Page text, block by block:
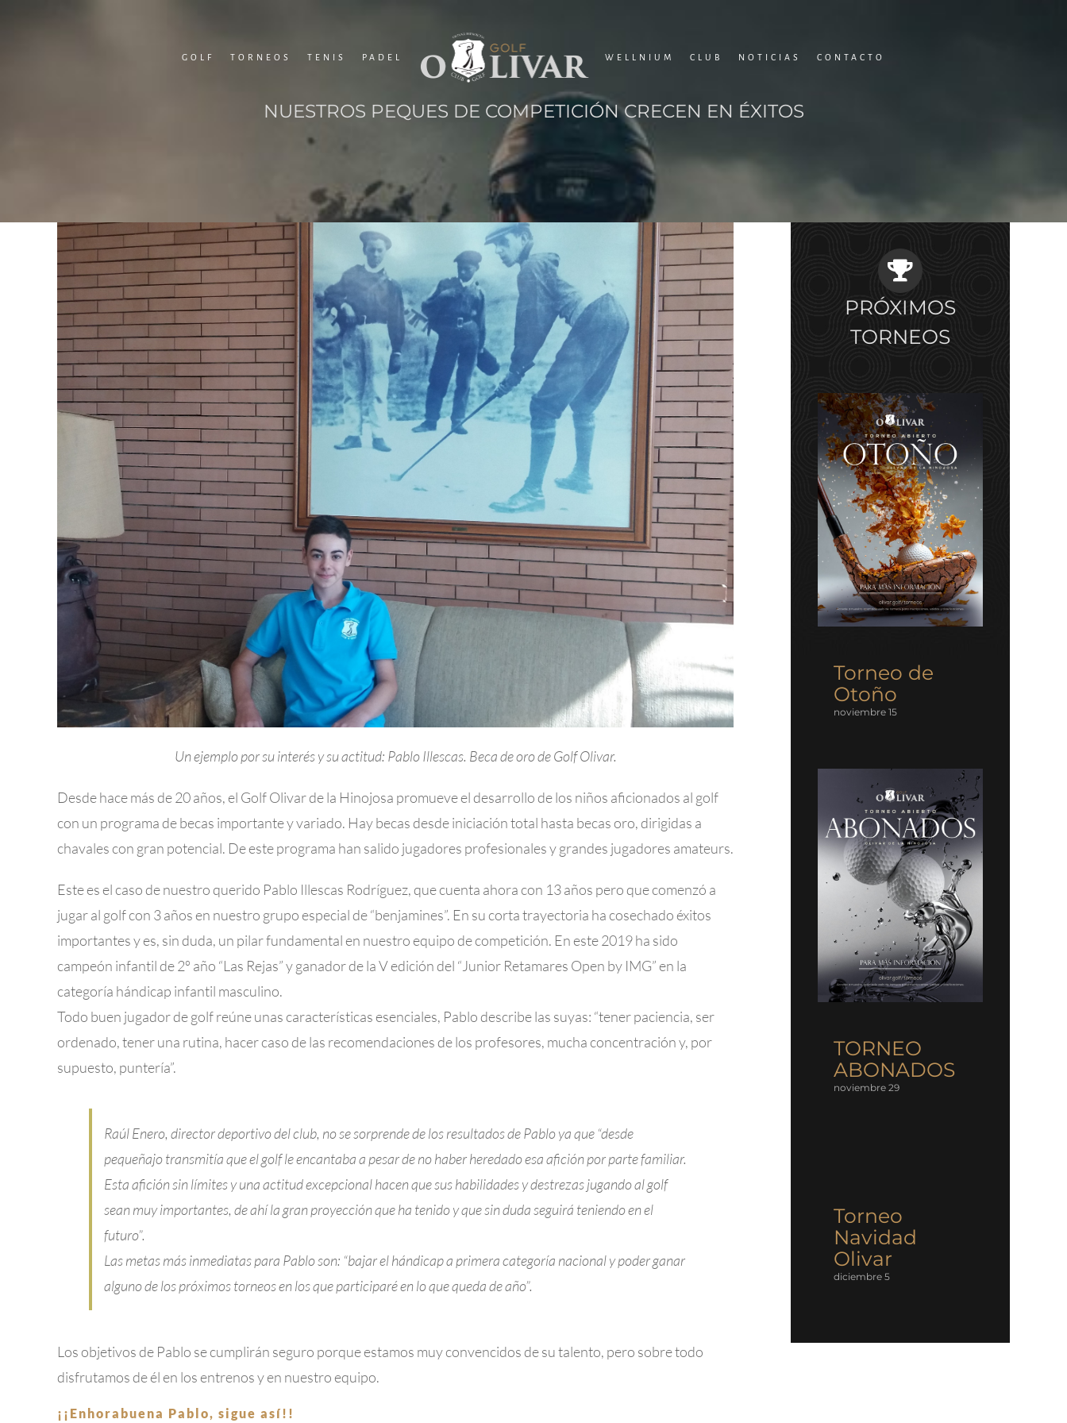
GOLF TORNEOS TENIS PADEL WELLNIUM CLUB NOTICIAS CONTACTO
NUESTROS PEQUES DE COMPETICIÓN CRECEN EN ÉXITOS
Un ejemplo por su interés y su actitud: Pablo Illescas. Beca de oro de Golf Olivar.
Desde hace más de 20 años, el Golf Olivar de la Hinojosa promueve el desarrollo de los niños aficionados al golf
con un programa de becas importante y variado. Hay becas desde iniciación total hasta becas oro, dirigidas a
chavales con gran potencial. De este programa han salido jugadores profesionales y grandes jugadores amateurs.
Este es el caso de nuestro querido Pablo Illescas Rodríguez, que cuenta ahora con 13 años pero que comenzó a
jugar al golf con 3 años en nuestro grupo especial de “benjamines”. En su corta trayectoria ha cosechado éxitos
importantes y es, sin duda, un pilar fundamental en nuestro equipo de competición. En este 2019 ha sido
campeón infantil de 2º año “Las Rejas” y ganador de la V edición del “Junior Retamares Open by IMG” en la
categoría hándicap infantil masculino.
Todo buen jugador de golf reúne unas características esenciales, Pablo describe las suyas: “tener paciencia, ser
ordenado, tener una rutina, hacer caso de las recomendaciones de los profesores, mucha concentración y, por
supuesto, puntería”.
Raúl Enero, director deportivo del club, no se sorprende de los resultados de Pablo ya que “desde
pequeñajo transmitía que el golf le encantaba a pesar de no haber heredado esa afición por parte familiar.
Esta afición sin límites y una actitud excepcional hacen que sus habilidades y destrezas jugando al golf
sean muy importantes, de ahí la gran proyección que ha tenido y que sin duda seguirá teniendo en el
futuro”.
Las metas más inmediatas para Pablo son: “bajar el hándicap a primera categoría nacional y poder ganar
alguno de los próximos torneos en los que participaré en lo que queda de año”.
Los objetivos de Pablo se cumplirán seguro porque estamos muy convencidos de su talento, pero sobre todo
disfrutamos de él en los entrenos y en nuestro equipo.
¡¡Enhorabuena Pablo, sigue así!!
PRÓXIMOS
TORNEOS
Torneo de
Otoño
noviembre 15
TORNEO
ABONADOS
noviembre 29
Torneo
Navidad
Olivar
diciembre 5